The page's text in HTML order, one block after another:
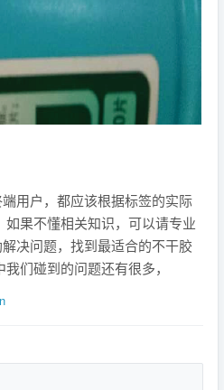
用户，都应该根据标签的实际
果不懂相关知识，可以请专业
决问题，找到最适合的不干胶
们碰到的问题还有很多，